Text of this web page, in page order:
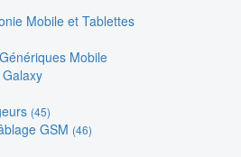
Mobile et Tablettes
Mobile
(45)
GSM (46)